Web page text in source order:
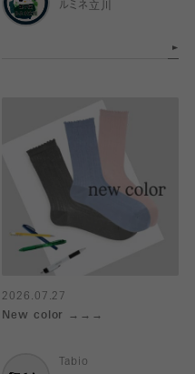
ルミネ立川
2026.07.27
New color →→→
Tabio